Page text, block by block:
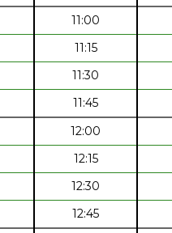
11:00
11:15
11:30
11:45
12:00
12:15
12:30
12:45